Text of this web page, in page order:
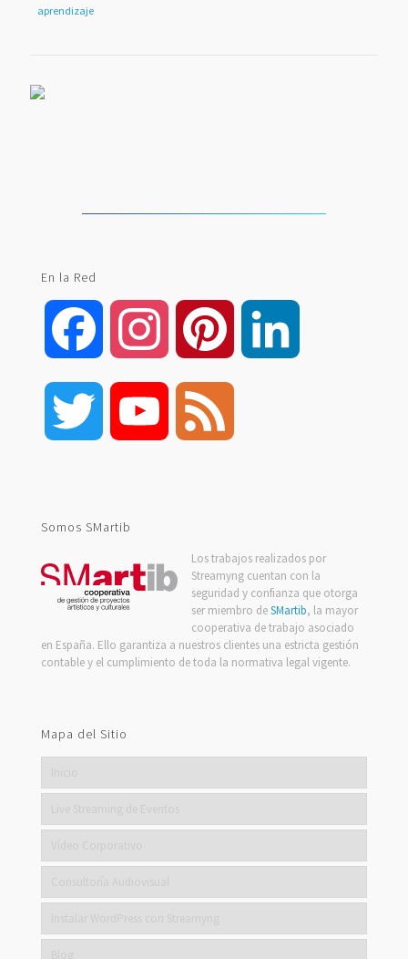
aprendizaje
En la Red
Facebook Instagram Pinterest
Twitter YouTube
Somos SMartib
Los trabajos realizados por
Streamyng cuentan con la
seguridad y confianza que otorga
ser miembro deSMartib, la mayor
cooperativa de trabajo asociado
en España. Ello garantiza a nuestros clientes una estricta gestión
contable y el cumplimiento de toda la normativa legal vigente.
Mapa del Sitio